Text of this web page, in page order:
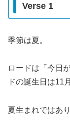
Verse 1
季節は夏。
ロードは「今日
ドの誕生日は11
夏生まれではあ